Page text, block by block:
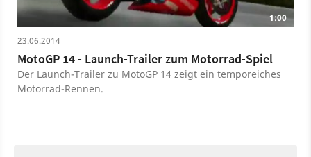
1:00
23.06.2014
MotoGP 14 - Launch-Trailer zum Motorrad-Spiel
Der Launch-Trailer zu MotoGP 14 zeigt ein temporeiches
Motorrad-Rennen.